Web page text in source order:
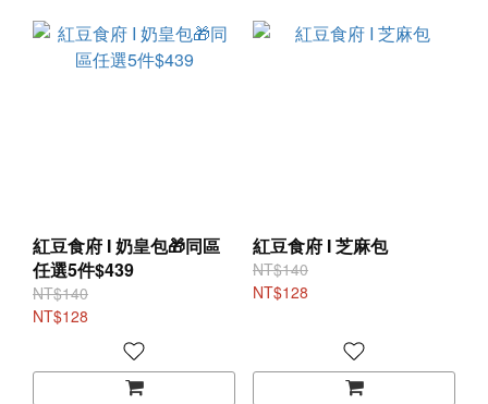
紅豆食府 I 奶皇包🎁同區
任選5件$439
NT$140
NT$128
紅豆食府 I 芝麻包
NT$140
NT$128